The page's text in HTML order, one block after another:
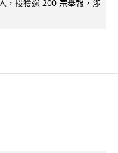
，接獲逾 200 宗舉報，涉